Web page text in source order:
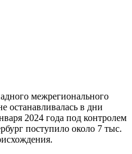
межрегионального
останавливалась в дни
2024 года под контролем
поступило около 7 тыс.